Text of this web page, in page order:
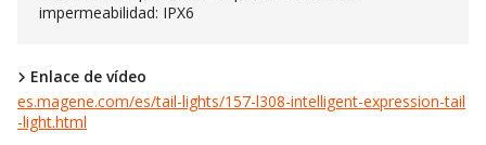
impermeabilidad: IPX6
Enlace de vídeo
es.magene.com/es/tail-lights/157-l308-intelligent-expression-tail
-light.html